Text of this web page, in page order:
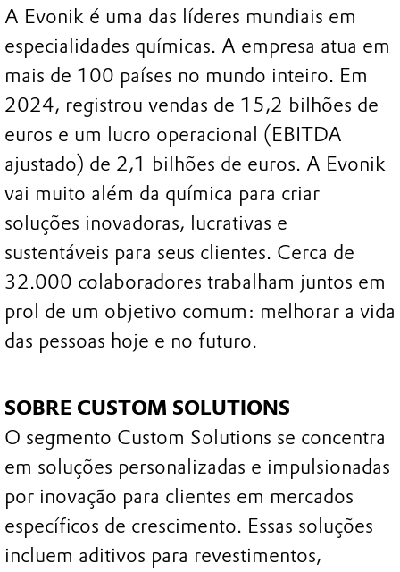
A Evonik é uma das líderes mundiais em
especialidades químicas. A empresa atua em
mais de 100 países no mundo inteiro. Em
2024, registrou vendas de 15,2 bilhões de
euros e um lucro operacional (EBITDA
ajustado) de 2,1 bilhões de euros. A Evonik
vai muito além da química para criar
soluções inovadoras, lucrativas e
sustentáveis para seus clientes. Cerca de
32.000 colaboradores trabalham juntos em
prol de um objetivo comum: melhorar a vida
das pessoas hoje e no futuro.
SOBRE CUSTOM SOLUTIONS
O segmento Custom Solutions se concentra
em soluções personalizadas e impulsionadas
por inovação para clientes em mercados
específicos de crescimento. Essas soluções
incluem aditivos para revestimentos,